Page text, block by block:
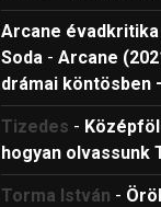
Arcane
Soda -Arcane
drámai köntösben
Tizedes -
hogyan olvassunk
Torma István -